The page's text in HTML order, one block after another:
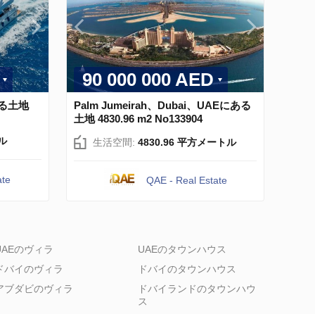
土地
90 000 000 AED
Palm Jumeirah、Dubai、UAEにある
土地 4830.96 m2 No133904
生活空間: 4830.96 平方メートル
QAE - Real Estate
のヴィラ
バイのヴィラ
ブダビのヴィラ
UAEのタウンハウス
ドバイのタウンハウス
ドバイランドのタウンハウ
ス